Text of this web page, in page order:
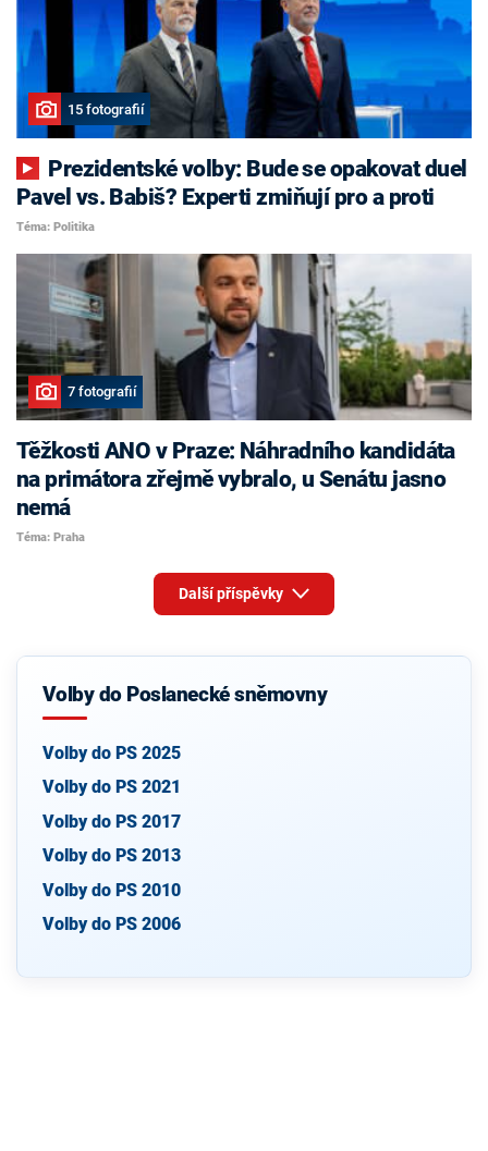
15 fotografií
Pavel vs. Babiš? Experti zmiňují pro a proti
Téma: Politika
7 fotografií
Těžkosti ANO v Praze: Náhradního kandidáta
na primátora zřejmě vybralo, u Senátu jasno
nemá
Téma: Praha
Další příspěvky
Volby do Poslanecké sněmovny
Volby do PS 2025
Volby do PS 2021
Volby do PS 2017
Volby do PS 2013
Volby do PS 2010
Volby do PS 2006